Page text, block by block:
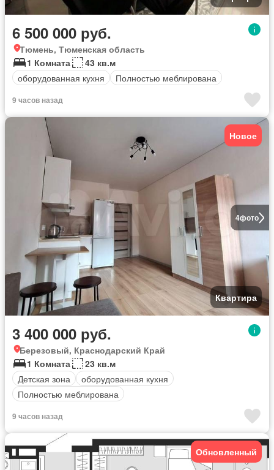
6 500 000 руб.
Тюмень, Тюменская область
1 Комната
43 кв.м
оборудованная кухня
Полностью меблирована
9 часов назад
4фото
Новое
Квартира
3 400 000 руб.
Березовый, Краснодарский Край
1 Комната
23 кв.м
Детская зона
оборудованная кухня
Полностью меблирована
9 часов назад
Обновленный